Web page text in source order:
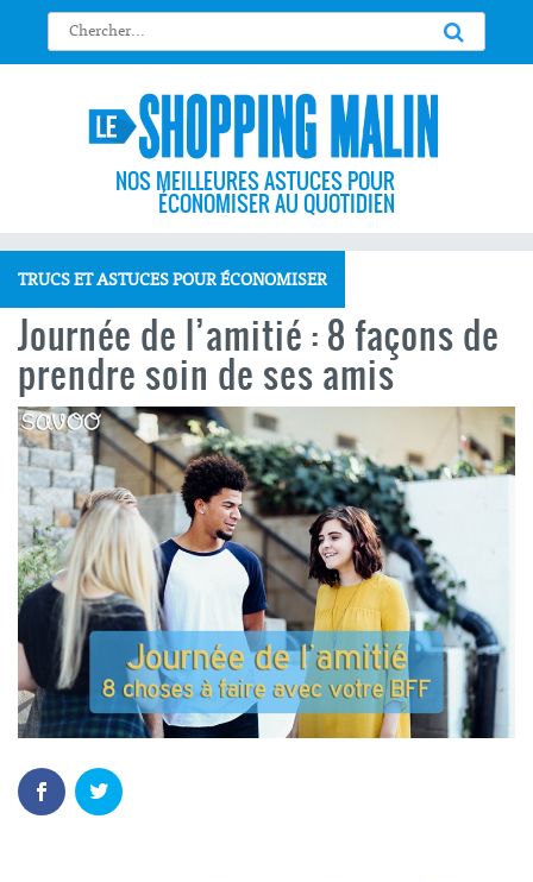
NOS MEILLEURES ASTUCES POUR
ÉCONOMISER AU QUOTIDIEN
TRUCS ET ASTUCES POUR ÉCONOMISER
Journée de l’amitié : 8 façons de
prendre soin de ses amis